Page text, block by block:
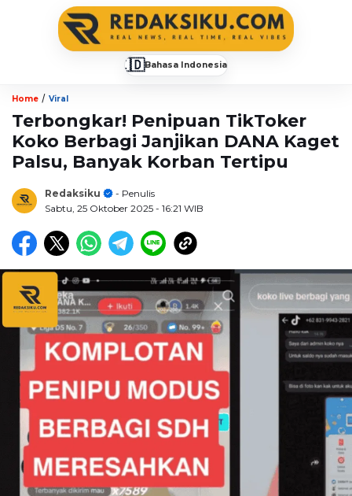
🇮🇩Bahasa Indonesia
Home / Viral
Terbongkar! Penipuan TikToker
Koko Berbagi Janjikan DANA Kaget
Palsu, Banyak Korban Tertipu
Redaksiku
- Penulis
Sabtu, 25 Oktober 2025 - 16:21 WIB